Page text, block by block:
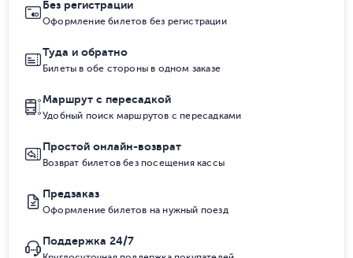
Без регистрации
Оформление билетов без регистрации
Туда и обратно
Билеты в обе стороны в одном заказе
Маршрут с пересадкой
Удобный поиск маршрутов с пересадками
Простой онлайн-возврат
Возврат билетов без посещения кассы
Предзаказ
Оформление билетов на нужный поезд
Поддержка 24/7